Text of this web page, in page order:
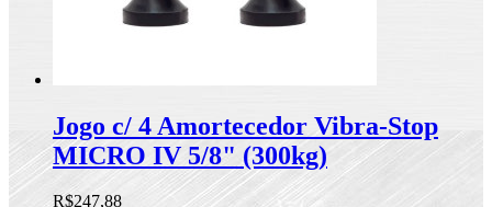
Jogo c/ 4 Amortecedor Vibra-Stop
MICRO IV 5/8" (300kg)
R$247,88